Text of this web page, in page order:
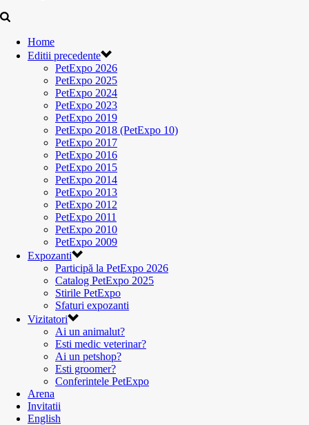
Home
Editii precedente
PetExpo 2026
PetExpo 2025
PetExpo 2024
PetExpo 2023
PetExpo 2019
PetExpo 2018 (PetExpo 10)
PetExpo 2017
PetExpo 2016
PetExpo 2015
PetExpo 2014
PetExpo 2013
PetExpo 2012
PetExpo 2011
PetExpo 2010
PetExpo 2009
Expozanti
Participă la PetExpo 2026
Catalog PetExpo 2025
Stirile PetExpo
Sfaturi expozanti
Vizitatori
Ai un animalut?
Esti medic veterinar?
Ai un petshop?
Esti groomer?
Conferintele PetExpo
Arena
Invitatii
English